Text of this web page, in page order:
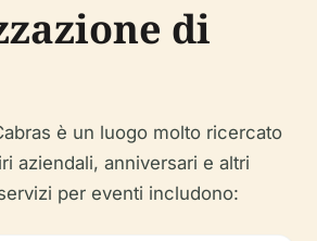
di
è un luogo molto ricercato
aziendali, anniversari e altri
per eventi includono: